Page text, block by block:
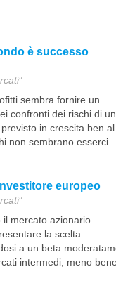
è successo
”
sembra fornire un
confronti dei rischi di
in crescita ben
non sembrano esserci.
europeo
”
mercato azionario
la scelta
a un beta
intermedi; meno